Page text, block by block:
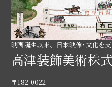
映画誕生以来、日本映像･文化を
高津装飾美術株
〒182-0022